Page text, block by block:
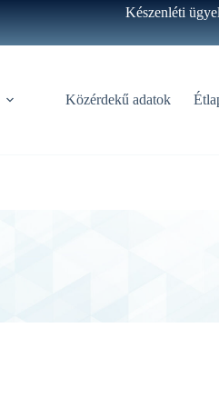
Készenléti
Közérdekű adatok